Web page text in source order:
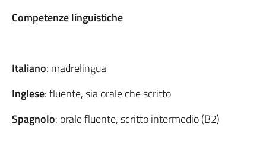
Competenze linguistiche
Italiano: madrelingua
Inglese: fluente, sia orale che scritto
Spagnolo: orale fluente, scritto intermedio (B2)